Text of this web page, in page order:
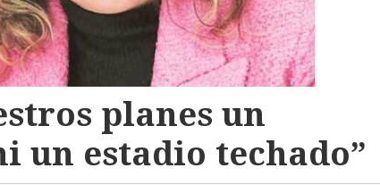
planes un
un estadio techado”